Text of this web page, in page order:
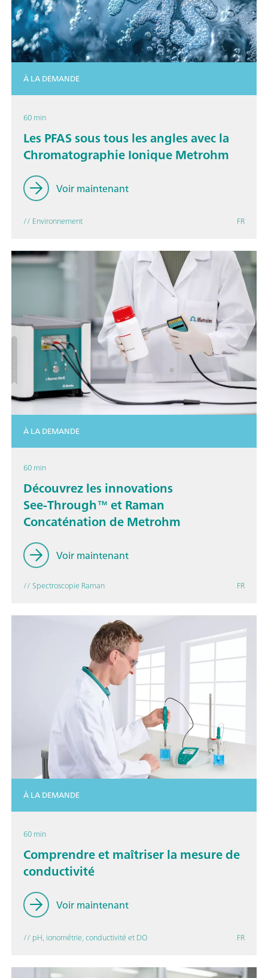
À LA DEMANDE
60 min
Les PFAS sous tous les angles avec la
Chromatographie Ionique Metrohm
Voir maintenant
// Environnement FR
À LA DEMANDE
60 min
Découvrez les innovations
See‑Through™ et Raman
Concaténation de Metrohm
Voir maintenant
// Spectroscopie Raman FR
À LA DEMANDE
60 min
Comprendre et maîtriser la mesure de
conductivité
Voir maintenant
// pH, ionométrie, conductivité et DO FR